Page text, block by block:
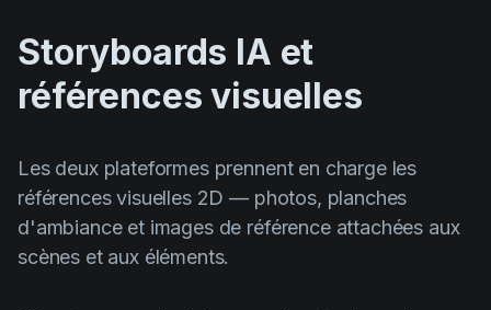
Storyboards IA et
références visuelles
Les deux plateformes prennent en charge les
références visuelles 2D — photos, planches
d'ambiance et images de référence attachées aux
scènes et aux éléments.